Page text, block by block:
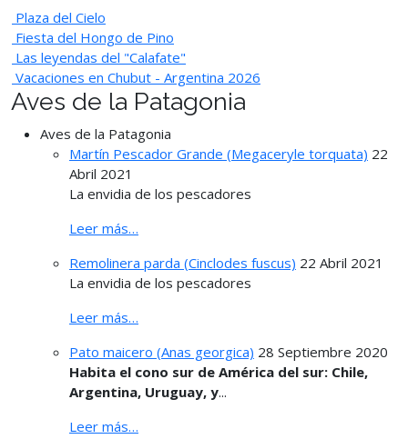
Plaza del Cielo
Fiesta del Hongo de Pino
Las leyendas del "Calafate"
Vacaciones en Chubut - Argentina 2026
Aves de la Patagonia
Aves de la Patagonia
Martín Pescador Grande (Megaceryle torquata) 22
Abril 2021
La envidia de los pescadores
Leer más…
Remolinera parda (Cinclodes fuscus) 22 Abril 2021
La envidia de los pescadores
Leer más…
Pato maicero (Anas georgica) 28 Septiembre 2020
Habita el cono sur de América del sur: Chile,
Argentina, Uruguay, y...
Leer más…